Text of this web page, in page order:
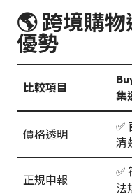
🌎 跨境購
優勢
比較項目
集
價格透明
✅
清
正規申報
✅
法